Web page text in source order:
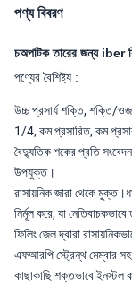
পণ্য বিবরণ
চঅপটিক তারের জন্য iber
পণ্যের বৈশিষ্ট্য :
উচ্চ প্রসার্য শক্তি, শক্তি/
1/4, কম প্রসারিত, কম
বৈদ্যুতিক শকের প্রতি
উপযুক্ত।
রাসায়নিক জারা থেকে
নির্মূল করে, যা
ফিলিং জেল দ্বারা
এফআরপি স্ট্রেন্থ মেম্বার
কাছাকাছি শক্তভাবে